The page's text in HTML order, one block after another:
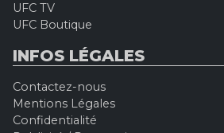
UFC TV
UFC Boutique
INFOS LÉGALES
Contactez-nous
Mentions Légales
Confidentialité